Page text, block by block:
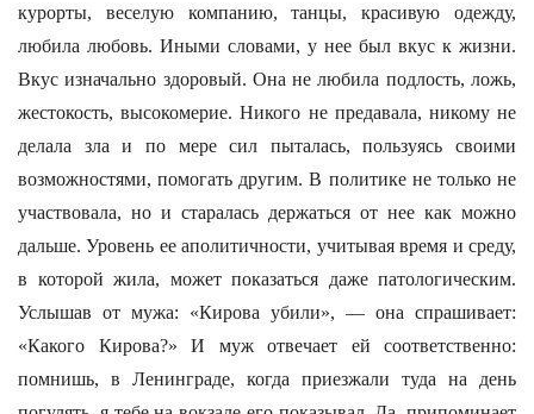
курорты, веселую компанию, танцы, красивую одежду,
любила любовь. Иными словами, у нее был вкус к жизни.
Вкус изначально здоровый. Она не любила подлость, ложь,
жестокость, высокомерие. Никого не предавала, никому не
делала зла и по мере сил пыталась, пользуясь своими
возможностями, помогать другим. В политике не только не
участвовала, но и старалась держаться от нее как можно
дальше. Уровень ее аполитичности, учитывая время и среду,
в которой жила, может показаться даже патологическим.
Услышав от мужа: «Кирова убили», — она спрашивает:
«Какого Кирова?» И муж отвечает ей соответственно:
помнишь, в Ленинграде, когда приезжали туда на день